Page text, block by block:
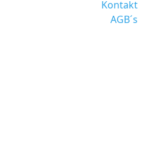
Kontakt
AGB´s